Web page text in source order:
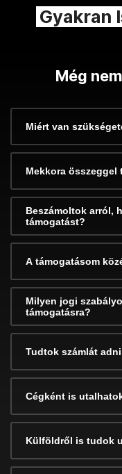
Gyakran
Még
Miért van
Mekkora
Beszámoltok arról,
támogatást?
A támogatásom
Milyen jogi
támogatásra?
Tudtok számlát
Cégként is
Külföldről is tudok